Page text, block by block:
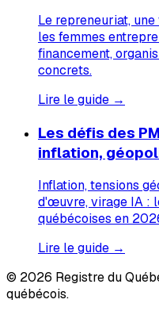
Le repreneuriat,
les femmes
financement,
concrets.
Lire le guide →
Les défis des
inflation,
Inflation, tensions
d'œuvre, virage IA :
québécoises en
Lire le guide →
© 2026 Registre du
québécois.